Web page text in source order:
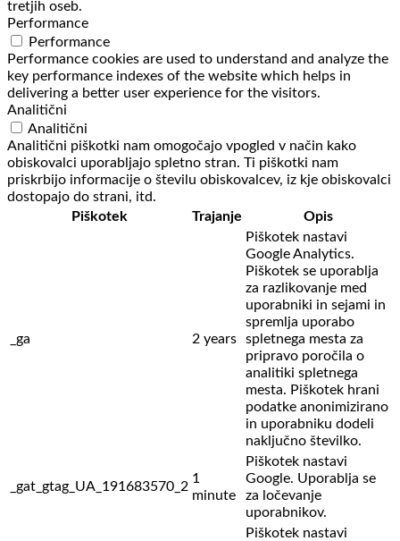
tretjih oseb.
Performance
Performance
Performance cookies are used to understand and analyze the
key performance indexes of the website which helps in
delivering a better user experience for the visitors.
Analitični
Analitični
Analitični piškotki nam omogočajo vpogled v način kako
obiskovalci uporabljajo spletno stran. Ti piškotki nam
priskrbijo informacije o številu obiskovalcev, iz kje obiskovalci
dostopajo do strani, itd.
Piškotek
Trajanje Opis
_ga 2 years
Piškotek nastavi
Google Analytics.
Piškotek se uporablja
za razlikovanje med
uporabniki in sejami in
spremlja uporabo
spletnega mesta za
pripravo poročila o
analitiki spletnega
mesta. Piškotek hrani
podatke anonimizirano
in uporabniku dodeli
naključno številko.
_gat_gtag_UA_191683570_2
1
minute
Piškotek nastavi
Google. Uporablja se
za ločevanje
uporabnikov.
Piškotek nastavi